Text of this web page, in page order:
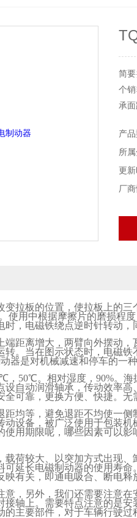
简
个
承
时
产
所
更
厂
变拉板的位置，使拉板上的
使用中根据摩擦片的磨损程
时，电磁铁绕点逆时针转动，
端距离增大，两臂向外摆动
转。当在图示状态时，电磁
器是对机械减速和停车的一种
℃， 50℃。相对湿度， 90%。海
设自动润滑轴承，传动效率
可靠，更换方便、快捷。无
均等，避免退距不均使一侧
动设备，被广泛使用于包装
使用期限呢，哪些因素可以
载荷较大、以突加方式出现
可延长电磁制动器的使用寿
有关，即通电吸合、断电释
意，另外，我们还需要注意
轴上。需要特点注意的是安
主要部件，对于车辆行驶过